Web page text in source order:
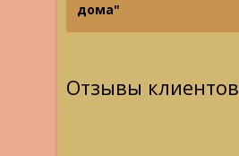
дома"
Отзывы клиентов